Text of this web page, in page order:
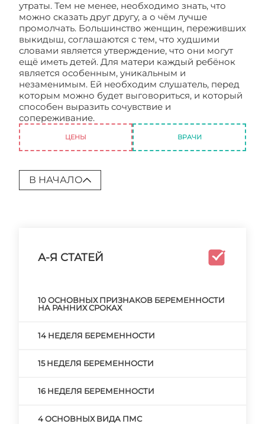
утраты. Тем не менее, необходимо знать, что
можно сказать друг другу, а о чём лучше
промолчать. Большинство женщин, переживших
выкидыш, соглашаются с тем, что худшими
словами является утверждение, что они могут
ещё иметь детей. Для матери каждый ребёнок
является особенным, уникальным и
незаменимым. Ей необходим слушатель, перед
которым можно будет выговориться, и который
способен выразить сочувствие и
сопереживание.
ЦЕНЫ ВРАЧИ
В НАЧАЛО
А-Я СТАТЕЙ
10 ОСНОВНЫХ ПРИЗНАКОВ БЕРЕМЕННОСТИ
НА РАННИХ СРОКАХ
14 НЕДЕЛЯ БЕРЕМЕННОСТИ
15 НЕДЕЛЯ БЕРЕМЕННОСТИ
16 НЕДЕЛЯ БЕРЕМЕННОСТИ
4 ОСНОВНЫХ ВИДА ПМС